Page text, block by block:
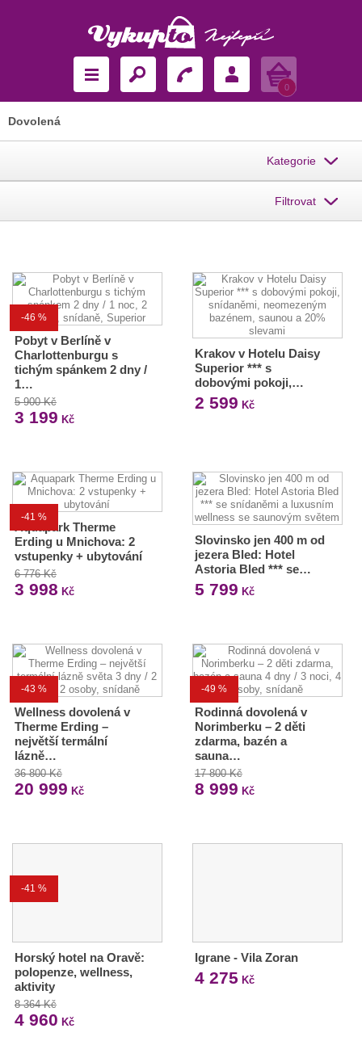
Košík
0
Dovolená
Kategorie
Filtrovat
-46 %
Pobyt v Berlíně v
Charlottenburgu s
tichým spánkem 2 dny /
1…
5 900 Kč
3 199 Kč
Krakov v Hotelu Daisy
Superior *** s
dobovými pokoji,…
2 599 Kč
-41 %
Aquapark Therme
Erding u Mnichova: 2
vstupenky + ubytování
6 776 Kč
3 998 Kč
Slovinsko jen 400 m od
jezera Bled: Hotel
Astoria Bled *** se…
5 799 Kč
-43 %
Wellness dovolená v
Therme Erding –
největší termální
lázně…
36 800 Kč
20 999 Kč
-49 %
Rodinná dovolená v
Norimberku – 2 děti
zdarma, bazén a
sauna…
17 800 Kč
8 999 Kč
-41 %
Horský hotel na Oravě:
polopenze, wellness,
aktivity
8 364 Kč
4 960 Kč
Igrane - Vila Zoran
4 275 Kč